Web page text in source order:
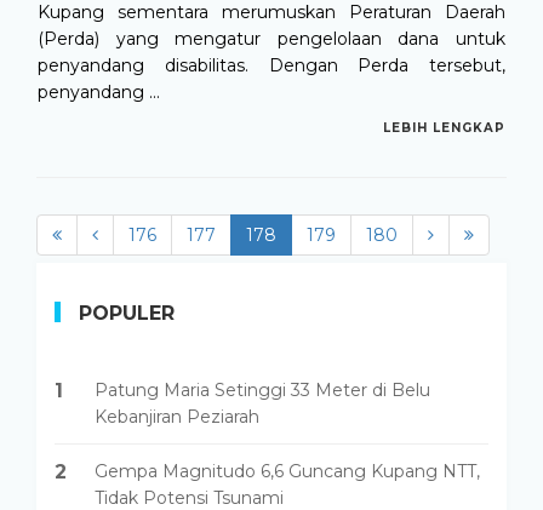
Kupang sementara merumuskan Peraturan Daerah
(Perda) yang mengatur pengelolaan dana untuk
penyandang disabilitas. Dengan Perda tersebut,
penyandang ...
LEBIH LENGKAP
176 177 178 (current)
179 180
POPULER
1
Patung Maria Setinggi 33 Meter di Belu
Kebanjiran Peziarah
2
Gempa Magnitudo 6,6 Guncang Kupang NTT,
Tidak Potensi Tsunami